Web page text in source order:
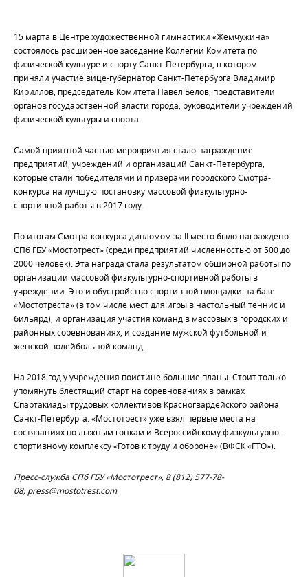
15 марта в Центре художественной гимнастики «Жемчужина»
состоялось расширенное заседание Коллегии Комитета по
физической культуре и спорту Санкт-Петербурга, в котором
приняли участие вице-губернатор Санкт-Петербурга Владимир
Кириллов, председатель Комитета Павел Белов, представители
органов государственной власти города, руководители учреждений
физической культуры и спорта.
Самой приятной частью мероприятия стало награждение
предприятий, учреждений и организаций Санкт-Петербурга,
которые стали победителями и призерами городского Смотра-
конкурса на лучшую постановку массовой физкультурно-
спортивной работы в 2017 году.
По итогам Смотра-конкурса дипломом за II место было награждено
СПб ГБУ «Мостотрест» (среди предприятий численностью от 500 до
2000 человек). Эта награда стала результатом обширной работы по
организации массовой физкультурно-спортивной работы в
учреждении. Это и обустройство спортивной площадки на базе
«Мостотреста» (в том числе мест для игры в настольный теннис и
бильярд), и организация участия команд в массовых в городских и
районных соревнованиях, и создание мужской футбольной и
женской волейбольной команд.
На 2018 год у учреждения поистине большие планы. Стоит только
упомянуть блестящий старт на соревнованиях в рамках
Спартакиады трудовых коллективов Красногвардейского района
Санкт-Петербурга. «Мостотрест» уже взял первые места на
состязаниях по лыжным гонкам и Всероссийскому физкультурно-
спортивному комплексу «Готов к труду и обороне» (ВФСК «ГТО»).
Пресс-служба СПб ГБУ «Мостотрест», 8 (812) 577-78-
08, press@mostotrest.com